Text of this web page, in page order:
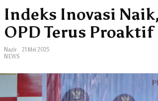
d
k
o
v
a
Indeks Inovasi
OPD Terus Proaktif
Nazir
21 Mei 2025
NEWS
Pengangguran